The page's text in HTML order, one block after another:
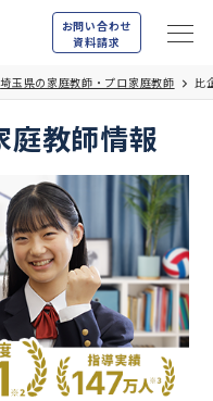
お問い合わせ
資料請求
埼玉県の家庭教師・プロ家庭教師 比
庭教師情報